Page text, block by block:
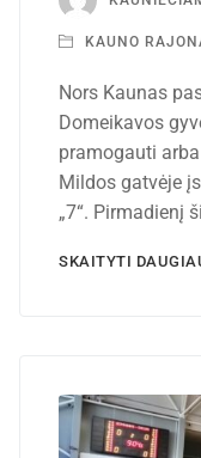
KAUNO
Nors Kaunas
Domeikavos
pramogauti
Mildos gatvėje
„7“. Pirmadienį
SKAITYTI